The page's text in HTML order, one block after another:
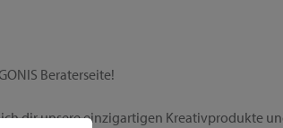
Beraterseite!
dir unsere einzigartigen Kreativprodukte